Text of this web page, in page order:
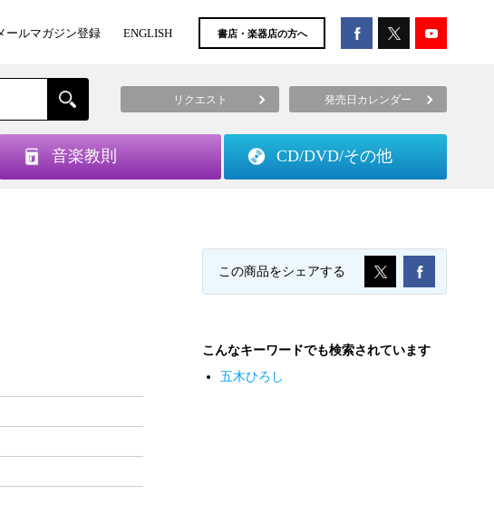
ールマガジン登録 ENGLISH 書店・楽器店の方へ
リクエスト 発売日カレンダー
音楽教則 CD/DVD/その他
この商品をシェアする
こんなキーワードでも検索されています
五木ひろし